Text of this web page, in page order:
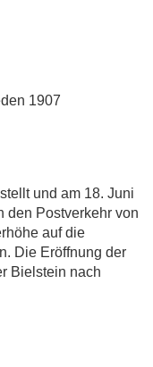
1907
und am 18. Juni
den Postverkehr von
auf die
Die Eröffnung der
Bielstein nach